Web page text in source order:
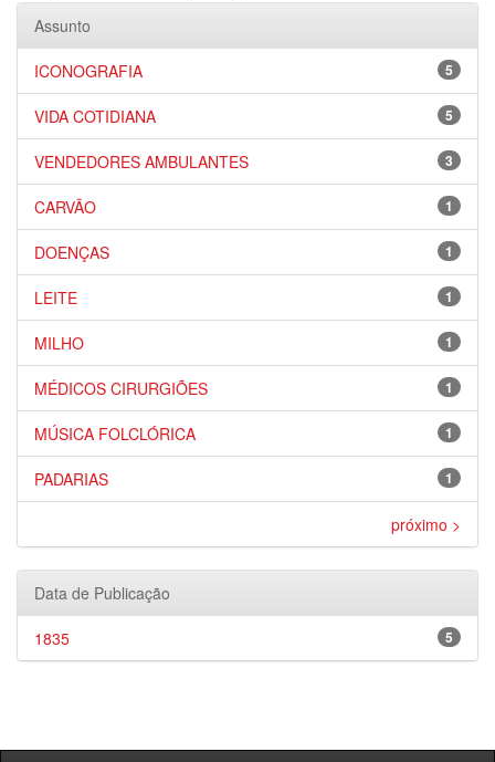
Assunto
5
ICONOGRAFIA
5
VIDA COTIDIANA
3
VENDEDORES AMBULANTES
1
CARVÃO
1
DOENÇAS
1
LEITE
1
MILHO
1
MÉDICOS CIRURGIÕES
1
MÚSICA FOLCLÓRICA
1
PADARIAS
próximo >
Data de Publicação
5
1835